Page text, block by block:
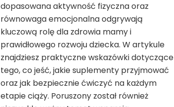
dopasowana aktywność fizyczna oraz
równowaga emocjonalna odgrywają
kluczową rolę dla zdrowia mamy i
prawidłowego rozwoju dziecka. W artykule
znajdziesz praktyczne wskazówki dotyczące
tego, co jeść, jakie suplementy przyjmować
oraz jak bezpiecznie ćwiczyć na każdym
etapie ciąży. Poruszony został również